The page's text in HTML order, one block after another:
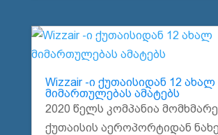
Wizzair -ი ქუთაისიდან 12 ახალ
მიმართულებას ამატებს
2020 წელს კომპანია
ქუთაისის აეროპორტიდან